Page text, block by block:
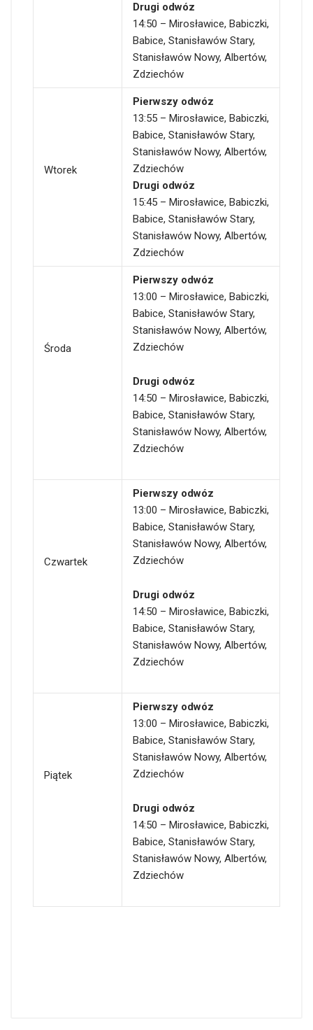
Drugi odwóz
14:50 – Mirosławice, Babiczki,
Babice, Stanisławów Stary,
Stanisławów Nowy, Albertów,
Zdziechów
Wtorek
Pierwszy odwóz
13:55 – Mirosławice, Babiczki,
Babice, Stanisławów Stary,
Stanisławów Nowy, Albertów,
Zdziechów
Drugi odwóz
15:45 – Mirosławice, Babiczki,
Babice, Stanisławów Stary,
Stanisławów Nowy, Albertów,
Zdziechów
Środa
Pierwszy odwóz
13:00 – Mirosławice, Babiczki,
Babice, Stanisławów Stary,
Stanisławów Nowy, Albertów,
Zdziechów
Drugi odwóz
14:50 – Mirosławice, Babiczki,
Babice, Stanisławów Stary,
Stanisławów Nowy, Albertów,
Zdziechów
Czwartek
Pierwszy odwóz
13:00 – Mirosławice, Babiczki,
Babice, Stanisławów Stary,
Stanisławów Nowy, Albertów,
Zdziechów
Drugi odwóz
14:50 – Mirosławice, Babiczki,
Babice, Stanisławów Stary,
Stanisławów Nowy, Albertów,
Zdziechów
Piątek
Pierwszy odwóz
13:00 – Mirosławice, Babiczki,
Babice, Stanisławów Stary,
Stanisławów Nowy, Albertów,
Zdziechów
Drugi odwóz
14:50 – Mirosławice, Babiczki,
Babice, Stanisławów Stary,
Stanisławów Nowy, Albertów,
Zdziechów